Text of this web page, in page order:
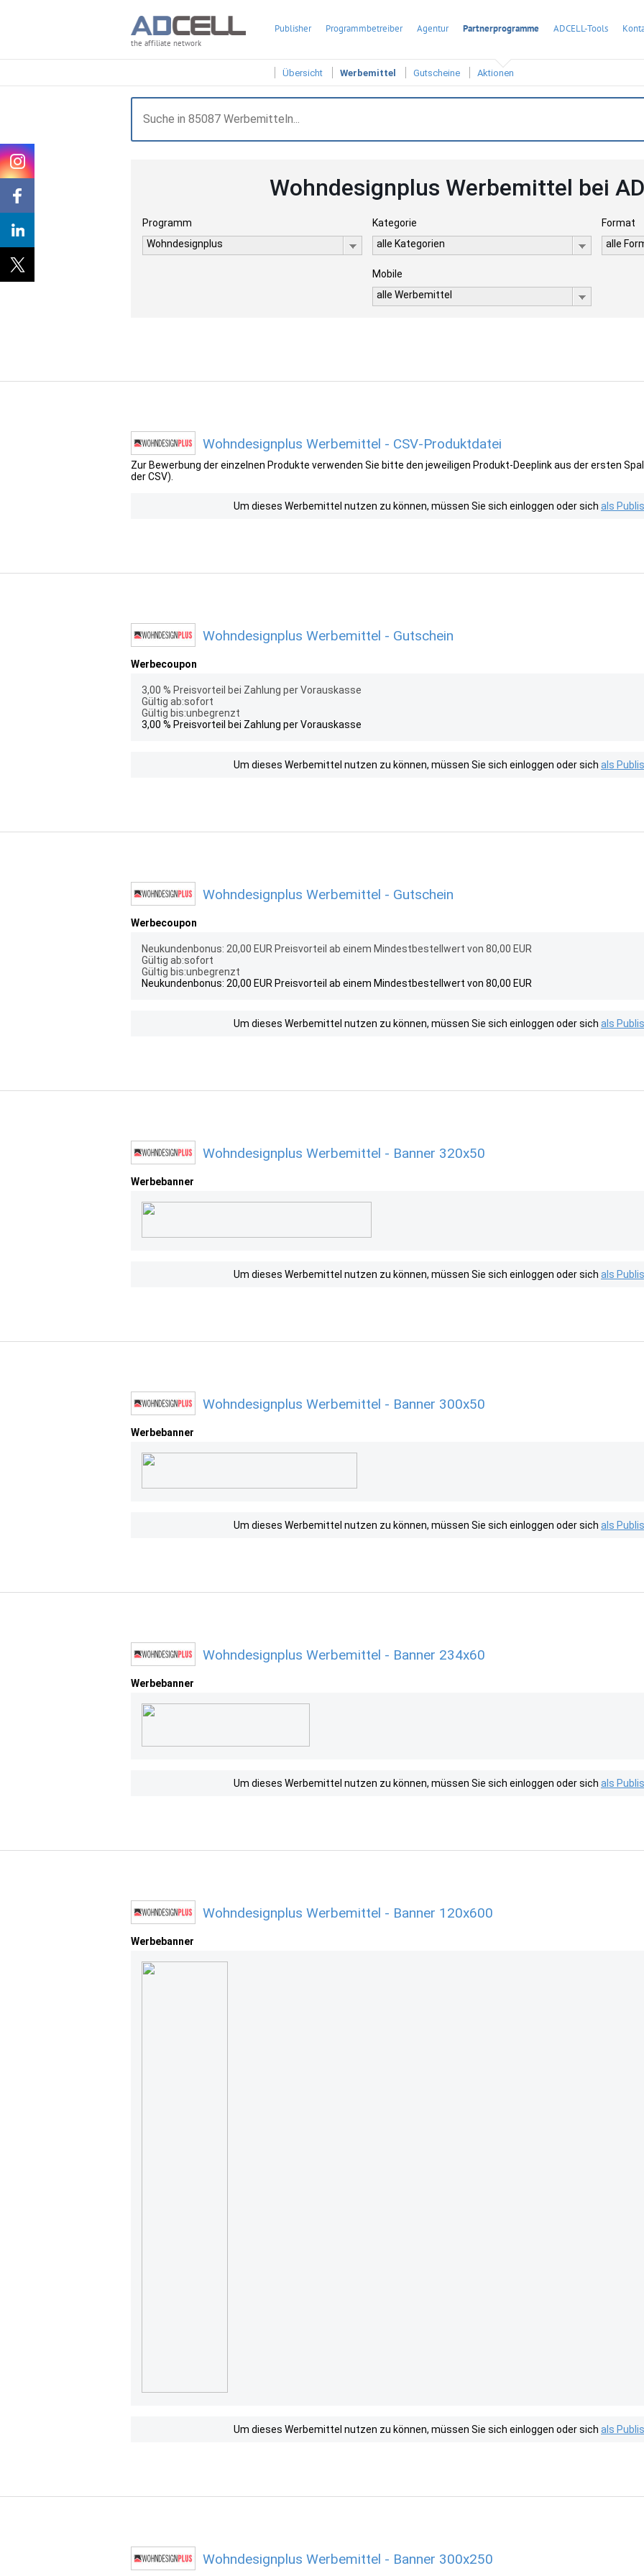
the affiliate network
Publisher Programmbetreiber Agentur Partnerprogramme ADCELL-Tools
Übersicht Werbemittel Gutscheine Aktionen
Wohndesignplus Werbemittel bei
Programm
Wohndesignplus
Kategorie
alle Kategorien
Format
alle
Mobile
alle Werbemittel
Wohndesignplus Werbemittel - CSV-Produktdatei
Zur Bewerbung der einzelnen Produkte verwenden Sie bitte den jeweiligen Produkt-Deeplink aus der ersten
der CSV).
Um dieses Werbemittel nutzen zu können, müssen Sie sich einloggen oder sich als
Wohndesignplus Werbemittel - Gutschein
Werbecoupon
3,00 % Preisvorteil bei Zahlung per Vorauskasse
Gültig ab:sofort
Gültig bis:unbegrenzt
3,00 % Preisvorteil bei Zahlung per Vorauskasse
Um dieses Werbemittel nutzen zu können, müssen Sie sich einloggen oder sich als
Wohndesignplus Werbemittel - Gutschein
Werbecoupon
Neukundenbonus: 20,00 EUR Preisvorteil ab einem Mindestbestellwert von 80,00 EUR
Gültig ab:sofort
Gültig bis:unbegrenzt
Neukundenbonus: 20,00 EUR Preisvorteil ab einem Mindestbestellwert von 80,00 EUR
Um dieses Werbemittel nutzen zu können, müssen Sie sich einloggen oder sich als
Wohndesignplus Werbemittel - Banner 320x50
Werbebanner
Um dieses Werbemittel nutzen zu können, müssen Sie sich einloggen oder sich als
Wohndesignplus Werbemittel - Banner 300x50
Werbebanner
Um dieses Werbemittel nutzen zu können, müssen Sie sich einloggen oder sich als
Wohndesignplus Werbemittel - Banner 234x60
Werbebanner
Um dieses Werbemittel nutzen zu können, müssen Sie sich einloggen oder sich als
Wohndesignplus Werbemittel - Banner 120x600
Werbebanner
Um dieses Werbemittel nutzen zu können, müssen Sie sich einloggen oder sich als
Wohndesignplus Werbemittel - Banner 300x250